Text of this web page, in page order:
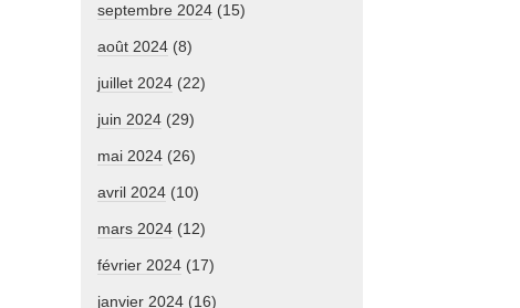
septembre 2024 (15)
août 2024 (8)
juillet 2024 (22)
juin 2024 (29)
mai 2024 (26)
avril 2024 (10)
mars 2024 (12)
février 2024 (17)
janvier 2024 (16)